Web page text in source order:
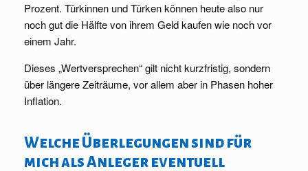
Prozent. Türkinnen und Türken können heute also nur
noch gut die Hälfte von ihrem Geld kaufen wie noch vor
einem Jahr.
Dieses „Wertversprechen“ gilt nicht kurzfristig, sondern
über längere Zeiträume, vor allem aber in Phasen hoher
Inflation.
Welche Überlegungen sind für
mich als Anleger eventuell